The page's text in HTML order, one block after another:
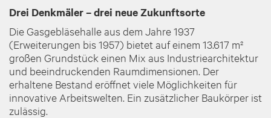
Drei Denkmäler – drei neue Zukunftsorte
Die Gasgebläsehalle aus dem Jahre 1937
(Erweiterungen bis 1957) bietet auf einem 13.617 m²
großen Grundstück einen Mix aus Industriearchitektur
und beeindruckenden Raumdimensionen. Der
erhaltene Bestand eröffnet viele Möglichkeiten für
innovative Arbeitswelten. Ein zusätzlicher Baukörper ist
zulässig.